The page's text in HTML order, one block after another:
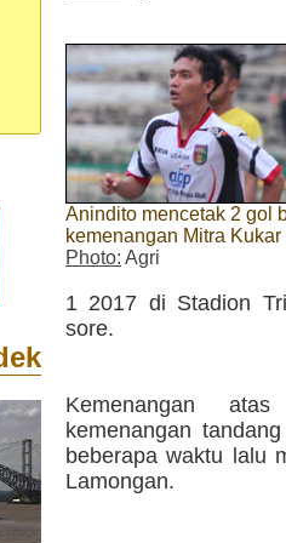
Anindito mencetak 2 gol
kemenangan Mitra Kukar
Photo: Agri
1 2017 di Stadion
sore.
Kemenangan
kemenangan
beberapa waktu lalu
Lamongan.